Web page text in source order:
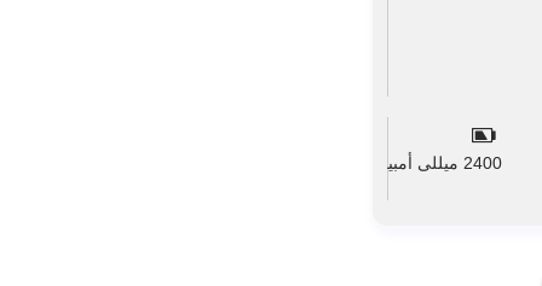
2400 ميللى أمبير